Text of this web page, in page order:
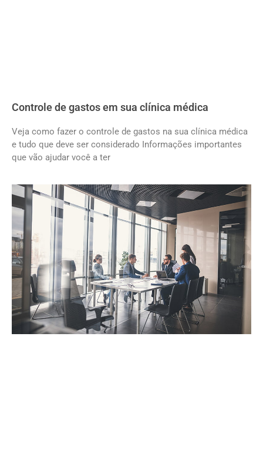
Controle de gastos em sua clínica médica
Veja como fazer o controle de gastos na sua clínica médica
e tudo que deve ser considerado Informações importantes
que vão ajudar você a ter